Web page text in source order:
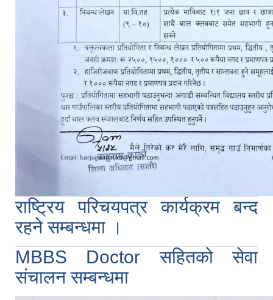
राष्ट्रिय परिचयपत्र कार्यक्रम बन्द
रहने सम्बन्धमा ।
MBBS Doctor सहितको सेवा
संचालन सम्बन्धमा